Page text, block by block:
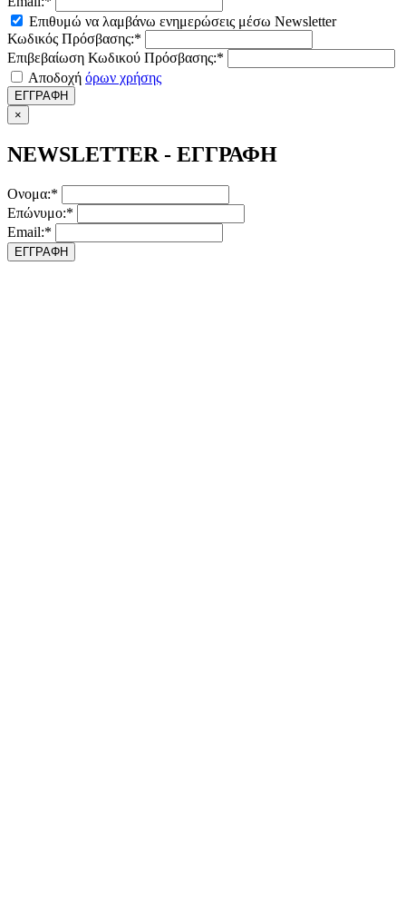
Επιθυμώ να λαμβάνω ενημερώσεις μέσω Newsletter
Κωδικός Πρόσβασης:*
Επιβεβαίωση Κωδικού Πρόσβασης:*
Αποδοχή όρων χρήσης
ΕΓΓΡΑΦΗ
×
NEWSLETTER - ΕΓΓΡΑΦΗ
Ονομα:*
Επώνυμο:*
Email:*
ΕΓΓΡΑΦΗ